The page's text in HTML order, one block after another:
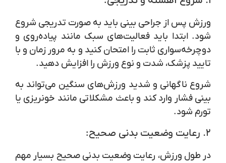
ورزش پس از جراحی بینی باید به صورت تدریجی شروع
شود. ابتدا باید فعالیت‌های سبک مانند پیاده‌روی و
دوچرخه‌سواری ثابت را امتحان کنید و به مرور زمان و با
تایید پزشک، شدت و نوع ورزش را افزایش دهید.
شروع ناگهانی و شدید ورزش‌های سنگین می‌تواند به
بینی فشار وارد کند و باعث مشکلاتی مانند خونریزی یا
تورم شود.
۲. رعایت وضعیت بدنی صحیح:
در طول ورزش، رعایت وضعیت بدنی صحیح بسیار مهم